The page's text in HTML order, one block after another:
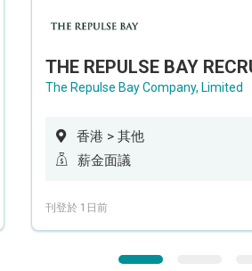
The Repulse Bay Company, Limited
香港 > 其他
薪金面議
刊登於 1日前